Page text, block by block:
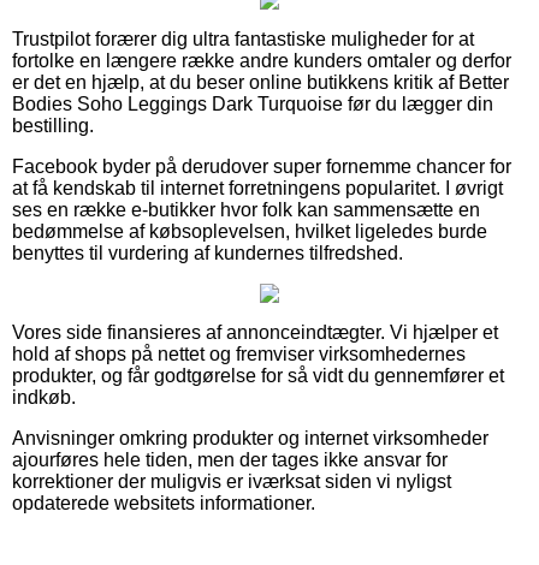
Trustpilot forærer dig ultra fantastiske muligheder for at
fortolke en længere række andre kunders omtaler og derfor
er det en hjælp, at du beser online butikkens kritik af Better
Bodies Soho Leggings Dark Turquoise før du lægger din
bestilling.
Facebook byder på derudover super fornemme chancer for
at få kendskab til internet forretningens popularitet. I øvrigt
ses en række e-butikker hvor folk kan sammensætte en
bedømmelse af købsoplevelsen, hvilket ligeledes burde
benyttes til vurdering af kundernes tilfredshed.
Vores side finansieres af annonceindtægter. Vi hjælper et
hold af shops på nettet og fremviser virksomhedernes
produkter, og får godtgørelse for så vidt du gennemfører et
indkøb.
Anvisninger omkring produkter og internet virksomheder
ajourføres hele tiden, men der tages ikke ansvar for
korrektioner der muligvis er iværksat siden vi nyligst
opdaterede websitets informationer.